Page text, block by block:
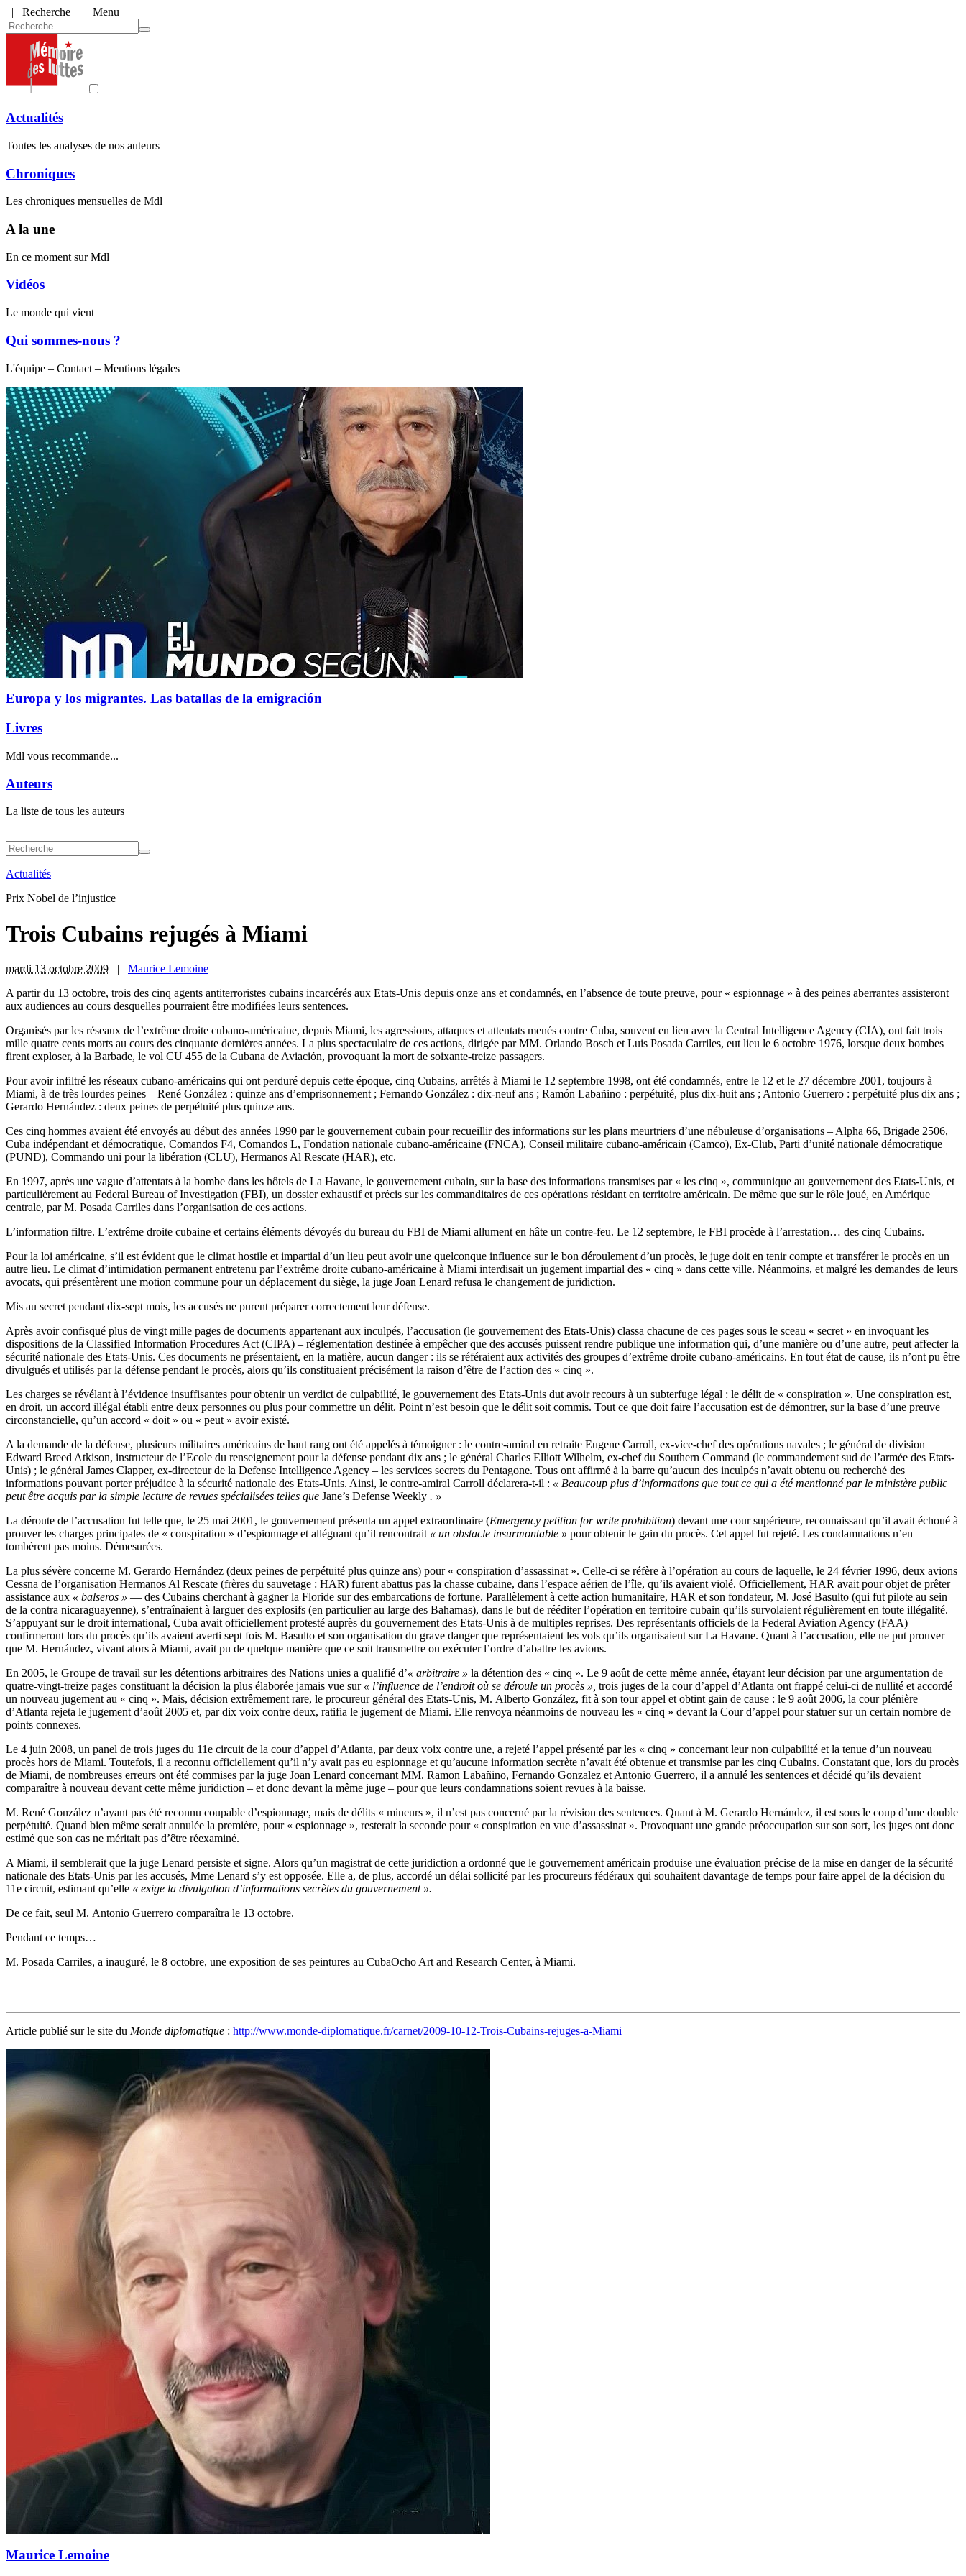
| Recherche | Menu
Actualités
Toutes les analyses de nos auteurs
Chroniques
Les chroniques mensuelles de Mdl
A la une
En ce moment sur Mdl
Vidéos
Le monde qui vient
Qui sommes-nous ?
L'équipe – Contact – Mentions légales
Europa y los migrantes. Las batallas de la emigración
Livres
Mdl vous recommande...
Auteurs
La liste de tous les auteurs
Actualités
Prix Nobel de l’injustice
Trois Cubains rejugés à Miami
mardi 13 octobre 2009 | Maurice Lemoine
A partir du 13 octobre, trois des cinq agents antiterroristes cubains incarcérés aux Etats-Unis depuis onze ans et condamnés, en l’absence de toute preuve, pour « espionnage » à des peines aberrantes assisteront
aux audiences au cours desquelles pourraient être modifiées leurs sentences.
Organisés par les réseaux de l’extrême droite cubano-américaine, depuis Miami, les agressions, attaques et attentats menés contre Cuba, souvent en lien avec la Central Intelligence Agency (CIA), ont fait trois
mille quatre cents morts au cours des cinquante dernières années. La plus spectaculaire de ces actions, dirigée par MM. Orlando Bosch et Luis Posada Carriles, eut lieu le 6 octobre 1976, lorsque deux bombes
firent exploser, à la Barbade, le vol CU 455 de la Cubana de Aviación, provoquant la mort de soixante-treize passagers.
Pour avoir infiltré les réseaux cubano-américains qui ont perduré depuis cette époque, cinq Cubains, arrêtés à Miami le 12 septembre 1998, ont été condamnés, entre le 12 et le 27 décembre 2001, toujours à
Miami, à de très lourdes peines – René González : quinze ans d’emprisonnement ; Fernando González : dix-neuf ans ; Ramón Labañino : perpétuité, plus dix-huit ans ; Antonio Guerrero : perpétuité plus dix ans ;
Gerardo Hernández : deux peines de perpétuité plus quinze ans.
Ces cinq hommes avaient été envoyés au début des années 1990 par le gouvernement cubain pour recueillir des informations sur les plans meurtriers d’une nébuleuse d’organisations – Alpha 66, Brigade 2506,
Cuba indépendant et démocratique, Comandos F4, Comandos L, Fondation nationale cubano-américaine (FNCA), Conseil militaire cubano-américain (Camco), Ex-Club, Parti d’unité nationale démocratique
(PUND), Commando uni pour la libération (CLU), Hermanos Al Rescate (HAR), etc.
En 1997, après une vague d’attentats à la bombe dans les hôtels de La Havane, le gouvernement cubain, sur la base des informations transmises par « les cinq », communique au gouvernement des Etats-Unis, et
particulièrement au Federal Bureau of Investigation (FBI), un dossier exhaustif et précis sur les commanditaires de ces opérations résidant en territoire américain. De même que sur le rôle joué, en Amérique
centrale, par M. Posada Carriles dans l’organisation de ces actions.
L’information filtre. L’extrême droite cubaine et certains éléments dévoyés du bureau du FBI de Miami allument en hâte un contre-feu. Le 12 septembre, le FBI procède à l’arrestation… des cinq Cubains.
Pour la loi américaine, s’il est évident que le climat hostile et impartial d’un lieu peut avoir une quelconque influence sur le bon déroulement d’un procès, le juge doit en tenir compte et transférer le procès en un
autre lieu. Le climat d’intimidation permanent entretenu par l’extrême droite cubano-américaine à Miami interdisait un jugement impartial des « cinq » dans cette ville. Néanmoins, et malgré les demandes de leurs
avocats, qui présentèrent une motion commune pour un déplacement du siège, la juge Joan Lenard refusa le changement de juridiction.
Mis au secret pendant dix-sept mois, les accusés ne purent préparer correctement leur défense.
Après avoir confisqué plus de vingt mille pages de documents appartenant aux inculpés, l’accusation (le gouvernement des Etats-Unis) classa chacune de ces pages sous le sceau « secret » en invoquant les
dispositions de la Classified Information Procedures Act (CIPA) – réglementation destinée à empêcher que des accusés puissent rendre publique une information qui, d’une manière ou d’une autre, peut affecter la
sécurité nationale des Etats-Unis. Ces documents ne présentaient, en la matière, aucun danger : ils se référaient aux activités des groupes d’extrême droite cubano-américains. En tout état de cause, ils n’ont pu être
divulgués et utilisés par la défense pendant le procès, alors qu’ils constituaient précisément la raison d’être de l’action des « cinq ».
Les charges se révélant à l’évidence insuffisantes pour obtenir un verdict de culpabilité, le gouvernement des Etats-Unis dut avoir recours à un subterfuge légal : le délit de « conspiration ». Une conspiration est,
en droit, un accord illégal établi entre deux personnes ou plus pour commettre un délit. Point n’est besoin que le délit soit commis. Tout ce que doit faire l’accusation est de démontrer, sur la base d’une preuve
circonstancielle, qu’un accord « doit » ou « peut » avoir existé.
A la demande de la défense, plusieurs militaires américains de haut rang ont été appelés à témoigner : le contre-amiral en retraite Eugene Carroll, ex-vice-chef des opérations navales ; le général de division
Edward Breed Atkison, instructeur de l’Ecole du renseignement pour la défense pendant dix ans ; le général Charles Elliott Wilhelm, ex-chef du Southern Command (le commandement sud de l’armée des Etats-
Unis) ; le général James Clapper, ex-directeur de la Defense Intelligence Agency – les services secrets du Pentagone. Tous ont affirmé à la barre qu’aucun des inculpés n’avait obtenu ou recherché des
informations pouvant porter préjudice à la sécurité nationale des Etats-Unis. Ainsi, le contre-amiral Carroll déclarera-t-il : « Beaucoup plus d’informations que tout ce qui a été mentionné par le ministère public
peut être acquis par la simple lecture de revues spécialisées telles que Jane’s Defense Weekly . »
La déroute de l’accusation fut telle que, le 25 mai 2001, le gouvernement présenta un appel extraordinaire (Emergency petition for write prohibition) devant une cour supérieure, reconnaissant qu’il avait échoué à
prouver les charges principales de « conspiration » d’espionnage et alléguant qu’il rencontrait « un obstacle insurmontable » pour obtenir le gain du procès. Cet appel fut rejeté. Les condamnations n’en
tombèrent pas moins. Démesurées.
La plus sévère concerne M. Gerardo Hernández (deux peines de perpétuité plus quinze ans) pour « conspiration d’assassinat ». Celle-ci se réfère à l’opération au cours de laquelle, le 24 février 1996, deux avions
Cessna de l’organisation Hermanos Al Rescate (frères du sauvetage : HAR) furent abattus pas la chasse cubaine, dans l’espace aérien de l’île, qu’ils avaient violé. Officiellement, HAR avait pour objet de prêter
assistance aux « balseros » — des Cubains cherchant à gagner la Floride sur des embarcations de fortune. Parallèlement à cette action humanitaire, HAR et son fondateur, M. José Basulto (qui fut pilote au sein
de la contra nicaraguayenne), s’entraînaient à larguer des explosifs (en particulier au large des Bahamas), dans le but de rééditer l’opération en territoire cubain qu’ils survolaient régulièrement en toute illégalité.
S’appuyant sur le droit international, Cuba avait officiellement protesté auprès du gouvernement des Etats-Unis à de multiples reprises. Des représentants officiels de la Federal Aviation Agency (FAA)
confirmeront lors du procès qu’ils avaient averti sept fois M. Basulto et son organisation du grave danger que représentaient les vols qu’ils organisaient sur La Havane. Quant à l’accusation, elle ne put prouver
que M. Hernández, vivant alors à Miami, avait pu de quelque manière que ce soit transmettre ou exécuter l’ordre d’abattre les avions.
En 2005, le Groupe de travail sur les détentions arbitraires des Nations unies a qualifié d’« arbitraire » la détention des « cinq ». Le 9 août de cette même année, étayant leur décision par une argumentation de
quatre-vingt-treize pages constituant la décision la plus élaborée jamais vue sur « l’influence de l’endroit où se déroule un procès », trois juges de la cour d’appel d’Atlanta ont frappé celui-ci de nullité et accordé
un nouveau jugement au « cinq ». Mais, décision extrêmement rare, le procureur général des Etats-Unis, M. Alberto González, fit à son tour appel et obtint gain de cause : le 9 août 2006, la cour plénière
d’Atlanta rejeta le jugement d’août 2005 et, par dix voix contre deux, ratifia le jugement de Miami. Elle renvoya néanmoins de nouveau les « cinq » devant la Cour d’appel pour statuer sur un certain nombre de
points connexes.
Le 4 juin 2008, un panel de trois juges du 11e circuit de la cour d’appel d’Atlanta, par deux voix contre une, a rejeté l’appel présenté par les « cinq » concernant leur non culpabilité et la tenue d’un nouveau
procès hors de Miami. Toutefois, il a reconnu officiellement qu’il n’y avait pas eu espionnage et qu’aucune information secrète n’avait été obtenue et transmise par les cinq Cubains. Constatant que, lors du procès
de Miami, de nombreuses erreurs ont été commises par la juge Joan Lenard concernant MM. Ramon Labañino, Fernando Gonzalez et Antonio Guerrero, il a annulé les sentences et décidé qu’ils devaient
comparaître à nouveau devant cette même juridiction – et donc devant la même juge – pour que leurs condamnations soient revues à la baisse.
M. René González n’ayant pas été reconnu coupable d’espionnage, mais de délits « mineurs », il n’est pas concerné par la révision des sentences. Quant à M. Gerardo Hernández, il est sous le coup d’une double
perpétuité. Quand bien même serait annulée la première, pour « espionnage », resterait la seconde pour « conspiration en vue d’assassinat ». Provoquant une grande préoccupation sur son sort, les juges ont donc
estimé que son cas ne méritait pas d’être réexaminé.
A Miami, il semblerait que la juge Lenard persiste et signe. Alors qu’un magistrat de cette juridiction a ordonné que le gouvernement américain produise une évaluation précise de la mise en danger de la sécurité
nationale des Etats-Unis par les accusés, Mme Lenard s’y est opposée. Elle a, de plus, accordé un délai sollicité par les procureurs fédéraux qui souhaitent davantage de temps pour faire appel de la décision du
11e circuit, estimant qu’elle « exige la divulgation d’informations secrètes du gouvernement ».
De ce fait, seul M. Antonio Guerrero comparaîtra le 13 octobre.
Pendant ce temps…
M. Posada Carriles, a inauguré, le 8 octobre, une exposition de ses peintures au CubaOcho Art and Research Center, à Miami.
Article publié sur le site du Monde diplomatique : http://www.monde-diplomatique.fr/carnet/2009-10-12-Trois-Cubains-rejuges-a-Miami
Maurice Lemoine